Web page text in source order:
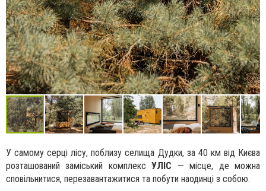
У самому серці лісу, поблизу селища Дудки, за 40 км від Києва
розташований заміський комплексУЛІС — місце, де можна
сповільнитися, перезавантажитися та побути наодинці з собою.